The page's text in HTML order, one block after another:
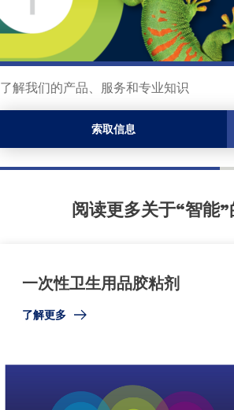
了解我们的产品、服务和专业知识
索取信息
阅读更多关于“智能
一次性卫生用品胶粘剂
了解更多